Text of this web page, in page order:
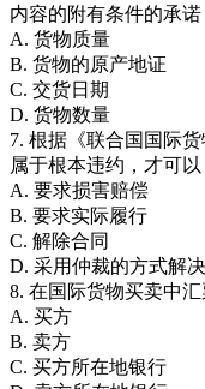
内容的附有条件的承诺
A. 货物质量
B. 货物的原产地证
C. 交货日期
D. 货物数量
7. 根据《联合国国际
属于根本违约，才可以
A. 要求损害赔偿
B. 要求实际履行
C. 解除合同
D. 采用仲裁的方式解
8. 在国际货物买卖中汇
A. 买方
B. 卖方
C. 买方所在地银行